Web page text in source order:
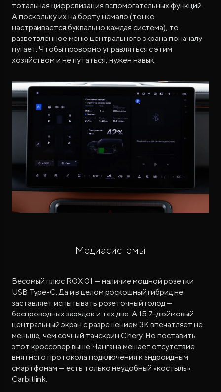
тотальная цифровизация вспомогательных функций.
А поскольку их на борту немало (тонко
настраивается буквально каждая система), то
разветвлённое меню центрального экрана поначалу
пугает. Чтобы проворно управляться с этим
хозяйством и не путаться, нужен навык.
Медиасистемы
Весомый плюс ROX 01 — наличие мощной розетки
USB Type-C. Да и в целом роскошный гибрид не
заставляет испытывать розеточный голод —
беспроводных зарядок и тех две. А 15,7-дюймовый
центральный экран с разрешением 3К впечатляет не
меньше, чем сочный тачскрин Chery. Но поставить
этот кроссовер выше Чангана мешает отсутствие
внятного протокола подключения к андроидным
смартфонам — есть только неудобный «костыль»
Carbitlink.